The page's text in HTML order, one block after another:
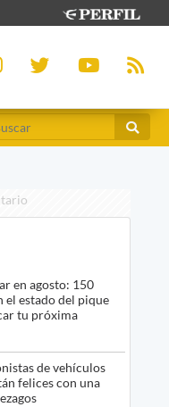
en agosto: 150
el estado del pique
tu próxima
de vehículos
felices con una